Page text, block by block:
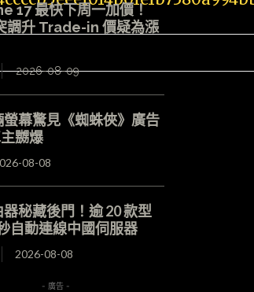
17 最快下周一加價！
調升 Trade-in 價疑為漲
2026-08-09
螢幕驚見《蜘蛛俠》廣告
嬲爆
08-08
器秘藏後門！逾 20 款型
自動連線中國伺服器
2026-08-08
- 廣告 -